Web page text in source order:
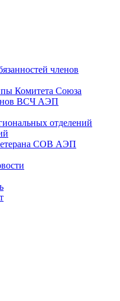
членов
Комитета Союза
ВСЧ АЭП
отделений
CОВ АЭП